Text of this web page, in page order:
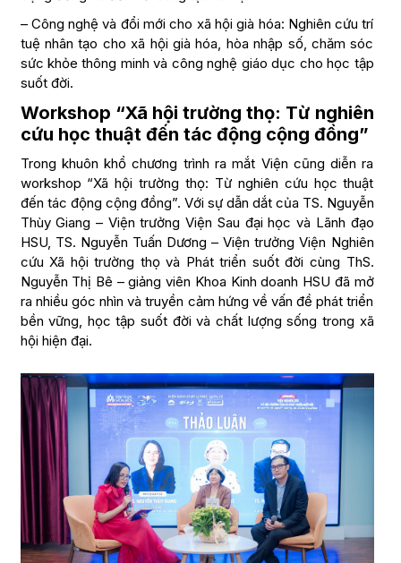
– Công nghệ và đổi mới cho xã hội già hóa: Nghiên cứu trí
tuệ nhân tạo cho xã hội già hóa, hòa nhập số, chăm sóc
sức khỏe thông minh và công nghệ giáo dục cho học tập
suốt đời.
Workshop “Xã hội trường thọ: Từ nghiên
cứu học thuật đến tác động cộng đồng”
Trong khuôn khổ chương trình ra mắt Viện cũng diễn ra
workshop “Xã hội trường thọ: Từ nghiên cứu học thuật
đến tác động cộng đồng”. Với sự dẫn dắt của TS. Nguyễn
Thùy Giang – Viện trưởng Viện Sau đại học và Lãnh đạo
HSU, TS. Nguyễn Tuấn Dương – Viện trưởng Viện Nghiên
cứu Xã hội trường thọ và Phát triển suốt đời cùng ThS.
Nguyễn Thị Bê – giảng viên Khoa Kinh doanh HSU đã mở
ra nhiều góc nhìn và truyền cảm hứng về vấn đề phát triển
bền vững, học tập suốt đời và chất lượng sống trong xã
hội hiện đại.